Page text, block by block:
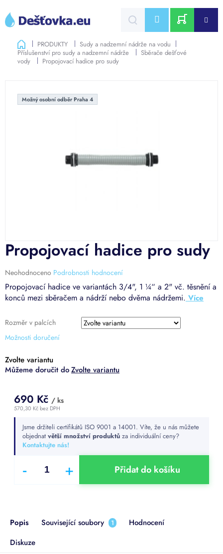
obsah
CZK
NÁKUPNÍ
KOŠÍK
DomůPRODUKTY
Sudy a nadzemní nádrže na vodu
Příslušenství pro sudy a nadzemní nádrže
Sběrače dešťové
vody
Propojovací hadice pro sudy
Možný osobní odběr Praha 4
Rozměr v palcích
Možnosti doručení
Propojovací hadice ve variantách 3/4", 1 ¼“ a 2" vč. těsnění a
konců mezi sběračem a nádrží nebo dvěma nádržemi.
Propojovací hadice pro sudy
Průměrné
hodnocení
produktu
je
z
hvězdiček.
Neohodnoceno Podrobnosti hodnocení
Zvolte variantu
Zvolte variantu
690 Kč / ks
570,30 Kč bez DPH
cena:Jsme držiteli certifikátů ISO 9001 a 14001. Víte, že u nás můžete
objednat větší množství produktů za individuální ceny?
Kontaktujte nás!
Přidat do košíku
Popis Související soubory 1
Hodnocení
Diskuze